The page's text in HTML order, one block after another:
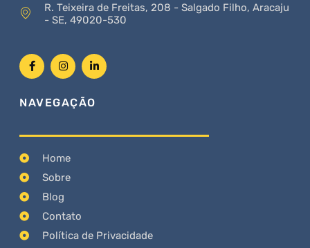
R. Teixeira de Freitas, 208 - Salgado Filho, Aracaju
- SE, 49020-530
NAVEGAÇÃO
Home
Sobre
Blog
Contato
Política de Privacidade